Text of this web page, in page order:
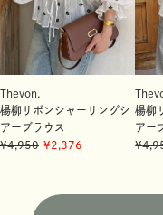
Thevon.
楊柳リボンシャーリングシ
アーブラウス
4,950
2,376
楊柳
アー